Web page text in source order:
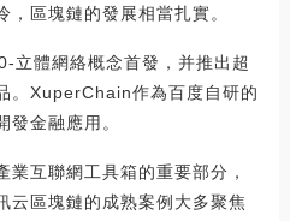
區塊鏈的發展相當扎實。
立體網絡概念首發，并推出超
。XuperChain作為百度自研的
發金融應用。
互聯網工具箱的重要部分，
云區塊鏈的成熟案例大多聚焦